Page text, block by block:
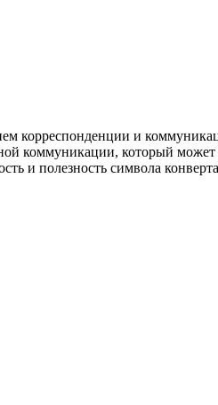
корреспонденции и
коммуникации, который
и полезность символа